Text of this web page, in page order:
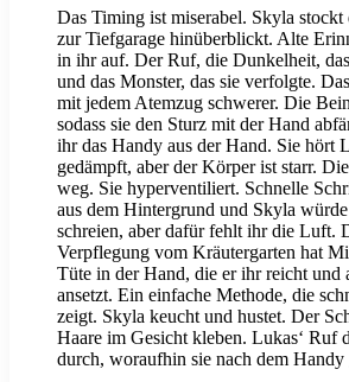
Das Timing ist miserabel. Skyla stockt
zur Tiefgarage hinüberblickt. Alte
in ihr auf. Der Ruf, die Dunkelheit,
und das Monster, das sie verfolgte.
mit jedem Atemzug schwerer. Die
sodass sie den Sturz mit der Hand
ihr das Handy aus der Hand. Sie hört
gedämpft, aber der Körper ist starr.
weg. Sie hyperventiliert. Schnelle
aus dem Hintergrund und Skyla
schreien, aber dafür fehlt ihr die Luft.
Verpflegung vom Kräutergarten hat
Tüte in der Hand, die er ihr reicht und
ansetzt. Ein einfache Methode, die
zeigt. Skyla keucht und hustet. Der
Haare im Gesicht kleben. Lukas‘ Ruf
durch, woraufhin sie nach dem Handy